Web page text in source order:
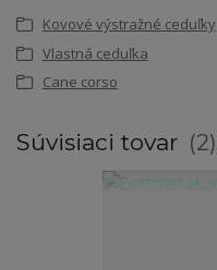
Kovové výstražné ceduľky
Vlastná ceduľka
Cane corso
Súvisiaci tovar 2